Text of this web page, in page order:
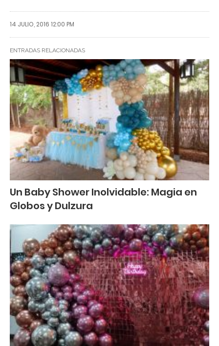
14 JULIO, 2016 12:00 PM
ENTRADAS RELACIONADAS
Un Baby Shower Inolvidable: Magia en
Globos y Dulzura